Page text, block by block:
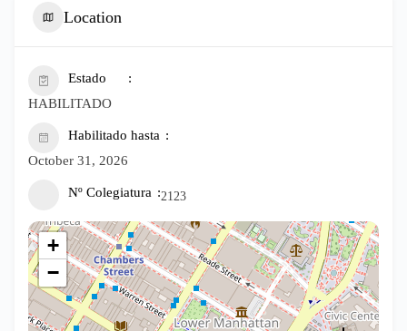
Location
Estado
HABILITADO
Habilitado hasta
October 31, 2026
Nº Colegiatura 2123
+
−